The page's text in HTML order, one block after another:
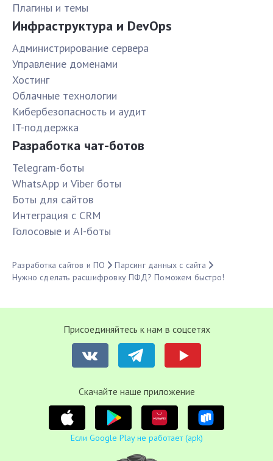
Плагины и темы
Инфраструктура и DevOps
Администрирование сервера
Управление доменами
Хостинг
Облачные технологии
Кибербезопасность и аудит
IT-поддержка
Разработка чат-ботов
Telegram-боты
WhatsApp и Viber боты
Боты для сайтов
Интеграция с CRM
Голосовые и AI-боты
Разработка сайтов и ПО
Парсинг данных с сайта
Нужно сделать расшифровку ПФД? Поможем быстро!
Присоединяйтесь к нам в соцсетях
Cкачайте наше приложение
Если Google Play не работает (apk)